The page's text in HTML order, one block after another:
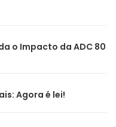
o Impacto da ADC 80
Agora é lei!